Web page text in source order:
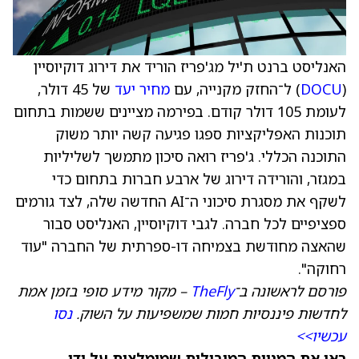
האנליסט ברנט ת'יל מג'פריז הוריד את דירוג דוקיוסיין
(
DOCU) ל־החזק מקנייה, עם מחיר יעד
של 45 דולר,
לעומת 105 דולר קודם. בפירמה מציינים ששמות בתחום
תוכנות האפליקציות ספגו פגיעה קשה יותר משוק
התוכנה הכללי. ג'פריז רואה סיכון מתמשך לשליליות
במגזר, והורידה דירוג של ארבע חברות בתחום כדי
לשקף את מסגרת סיכוני ה־AI החדשה שלה, לצד גורמים
ספציפיים לכל חברה. לגבי דוקיוסיין, האנליסט סבור
שהאצה מחודשת בצמיחה דו-ספרתית של החברה "עוד
רחוקה".
פורסם לראשונה ב־TheFly – מקור מידע סופי בזמן אמת
לחדשות פיננסיות חמות שמשפיעות על השוק.נסו
עכשיו>>